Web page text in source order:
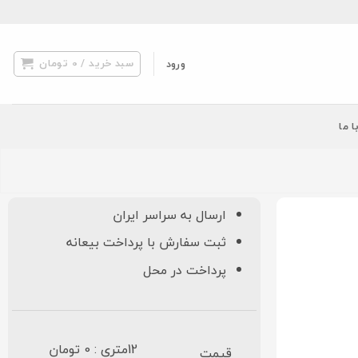
ورود سبد خرید / 0 تومان
ما
ارسال به سراسر ایران
ثبت سفارش با پرداخت بیعانه
پرداخت در محل
قیمت 12متری : 0 تومان